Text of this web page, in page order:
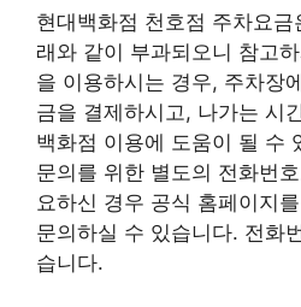
현대백화점 천호점 주차요
래와 같이 부과되오니 참고
을 이용하시는 경우, 주차장
금을 결제하시고, 나가는 시
백화점 이용에 도움이 될 수
문의를 위한 별도의 전화번
요하신 경우 공식 홈페이지
문의하실 수 있습니다. 전화
습니다.